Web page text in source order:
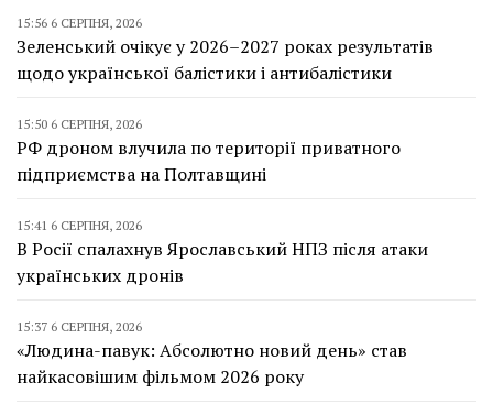
15:56 6 СЕРПНЯ, 2026
Зеленський очікує у 2026–2027 роках результатів
щодо української балістики і антибалістики
15:50 6 СЕРПНЯ, 2026
РФ дроном влучила по території приватного
підприємства на Полтавщині
15:41 6 СЕРПНЯ, 2026
В Росії спалахнув Ярославський НПЗ після атаки
українських дронів
15:37 6 СЕРПНЯ, 2026
«Людина-павук: Абсолютно новий день» став
найкасовішим фільмом 2026 року